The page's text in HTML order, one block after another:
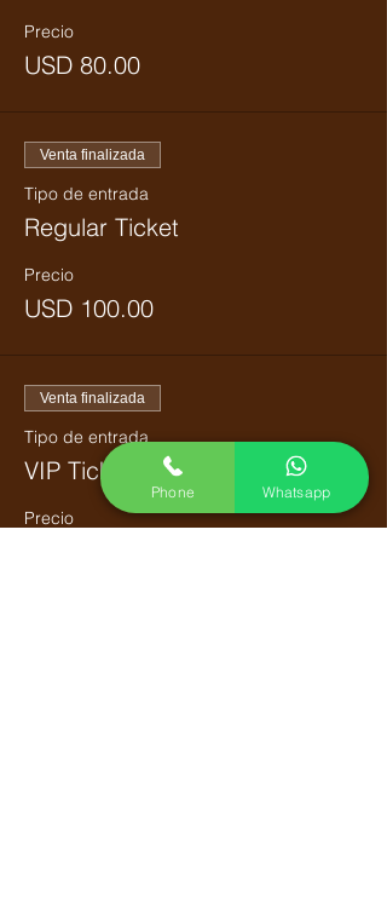
Precio
USD 80.00
Venta finalizada
Tipo de entrada
Regular Ticket
Precio
USD 100.00
Venta finalizada
Tipo de entrada
VIP Ticket
Precio
Phone Whatsapp